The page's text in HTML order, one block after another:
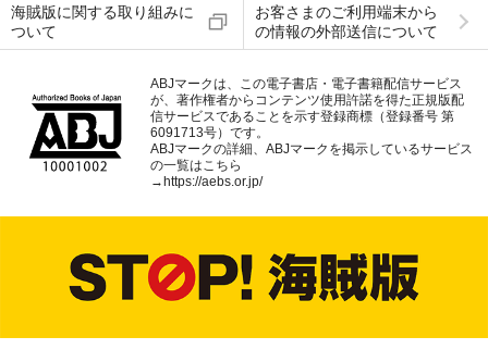
海賊版に関する取り組みに
ついて
お客さまのご利用端末から
の情報の外部送信について
ABJマークは、この電子書店・電子書籍配信サービス
が、著作権者からコンテンツ使用許諾を得た正規版配
信サービスであることを示す登録商標（登録番号 第
6091713号）です。
ABJマークの詳細、ABJマークを掲示しているサービス
の一覧はこちら
→https://aebs.or.jp/